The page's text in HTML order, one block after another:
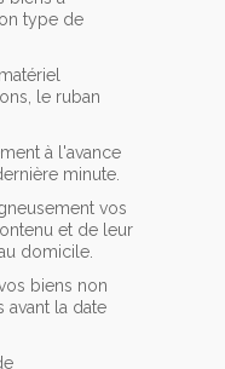
type de
le ruban
à l'avance
minute.
vos
et de leur
domicile.
biens non
avant la date